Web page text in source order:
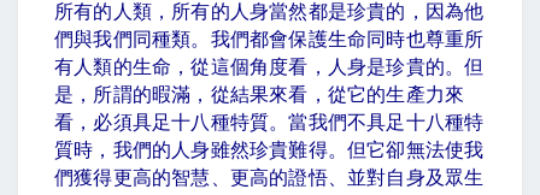
所有的人類，所有的人身當然都是珍貴的，因為他
們與我們同種類。我們都會保護生命同時也尊重所
有人類的生命，從這個角度看，人身是珍貴的。但
是，所謂的暇滿，從結果來看，從它的生產力來
看，必須具足十八種特質。當我們不具足十八種特
質時，我們的人身雖然珍貴難得。但它卻無法使我
們獲得更高的智慧、更高的證悟、並對自身及眾生